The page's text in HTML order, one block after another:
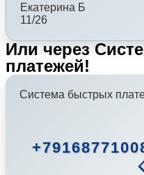
Екатерина Б
11/26
Или через
платежей!
Система быстрых